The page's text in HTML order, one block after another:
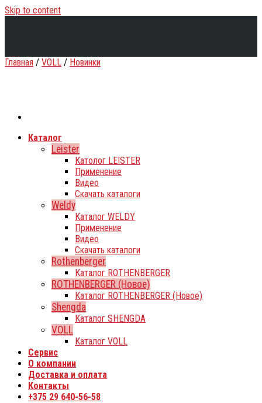
Skip to content
Каталог
Leister
Католог LEISTER
Применение
Видео
Скачать каталоги
Weldy
Каталог WELDY
Применение
Видео
Скачать каталоги
Rothenberger
Каталог ROTHENBERGER
ROTHENBERGER (Новое)
Каталог ROTHENBERGER (Новое)
Shengda
Каталог SHENGDA
VOLL
Каталог VOLL
Сервис
О компании
Доставка и оплата
Контакты
+375 29 640-56-58
Главная / VOLL / Новинки